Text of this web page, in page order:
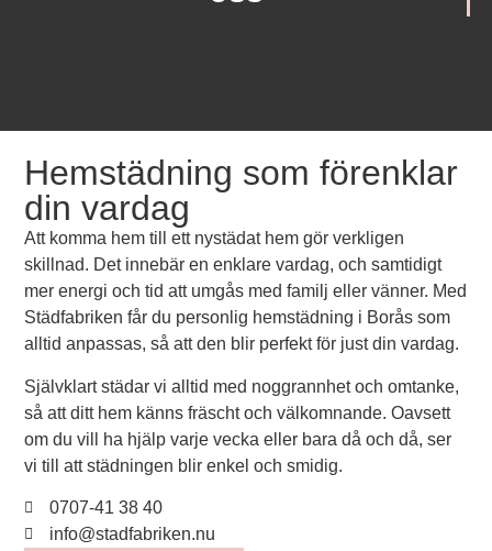
Hemstädning som förenklar
din vardag
Att komma hem till ett nystädat hem gör verkligen
skillnad. Det innebär en enklare vardag, och samtidigt
mer energi och tid att umgås med familj eller vänner. Med
Städfabriken får du personlig hemstädning i Borås som
alltid anpassas, så att den blir perfekt för just din vardag.
Självklart städar vi alltid med noggrannhet och omtanke,
så att ditt hem känns fräscht och välkomnande. Oavsett
om du vill ha hjälp varje vecka eller bara då och då, ser
vi till att städningen blir enkel och smidig.
0707-41 38 40
info@stadfabriken.nu